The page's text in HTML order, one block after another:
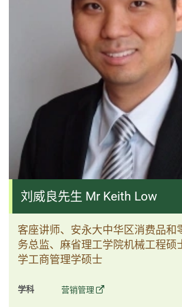
刘威良先生 Mr Keith Low
客座讲师、安永大中华区消费品和
务总监、麻省理工学院机械工程硕
学工商管理学硕士
学科 营销管理